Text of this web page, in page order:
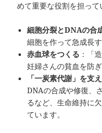
めて重要な役割を担って
細胞分裂とDNAの合
細胞を作って急成長
赤血球をつくる ：「
妊婦さんの貧血を防ぎ
「一炭素代謝」を支
DNAの合成や修復、
るなど、生命維持に
ています。